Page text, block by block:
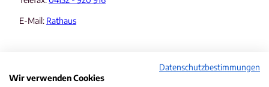
E-Mail: Rathaus
Datenschutzbestimmungen
Wir verwenden Cookies